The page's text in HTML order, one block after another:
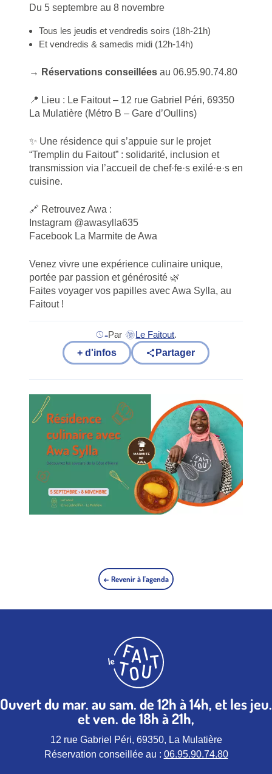
Du 5 septembre au 8 novembre
Tous les jeudis et vendredis soirs (18h‑21h)
Et vendredis & samedis midi (12h‑14h)
→ Réservations conseillées au 06.95.90.74.80
📍 Lieu : Le Faitout – 12 rue Gabriel Péri, 69350
La Mulatière (Métro B – Gare d’Oullins)
✨ Une résidence qui s’appuie sur le projet
“Tremplin du Faitout” : solidarité, inclusion et
transmission via l’accueil de chef·fe·s exilé·e·s en
cuisine.
🔗 Retrouvez Awa :
Instagram @awasylla635
Facebook La Marmite de Awa
Venez vivre une expérience culinaire unique,
portée par passion et générosité 🌿
Faites voyager vos papilles avec Awa Sylla, au
Faitout !
-Par Le Faitout
(nouvel onglet)
.
+ d'infos
Partager
← Revenir à l'agenda
Ouvert du mar. au sam. de 12h à 14h, et les jeu.
et ven. de 18h à 21h,
12 rue Gabriel Péri, 69350, La Mulatière
Réservation conseillée au : 06.95.90.74.80